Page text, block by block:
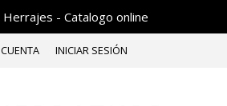
- Catalogo online
INICIAR SESIÓN